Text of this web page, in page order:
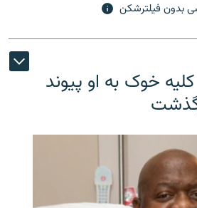
بدون فیلترشکن
خوک به او پیوند